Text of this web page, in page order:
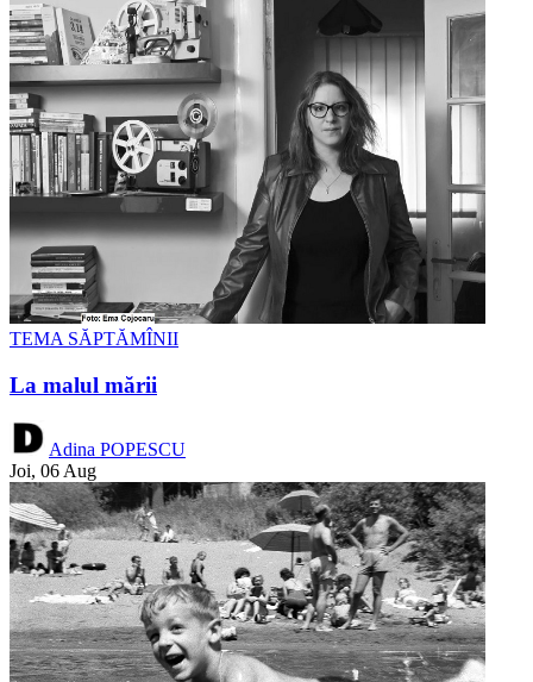
TEMA SĂPTĂMÎNII
La malul mării
Adina POPESCU
Joi, 06 Aug